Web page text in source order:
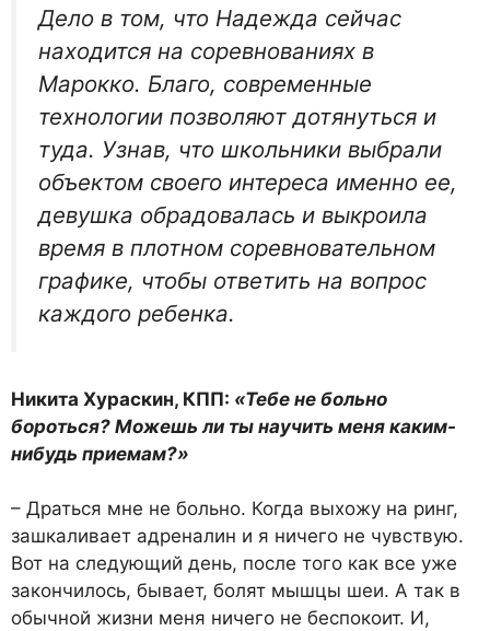
Дело в том, что Надежда сейчас
находится на сорев­нованиях в
Марокко. Благо, современные
технологии позволяют дотянуться и
туда. Узнав, что школьники выбрали
объектом своего интереса именно ее,
девуш­ка обрадовалась и выкроила
время в плотном соревнова­тельном
графике, чтобы от­ветить на вопрос
каждого ребенка.
Никита Хураскин, КПП: «Тебе не больно
бороться? Можешь ли ты научить меня каким-
нибудь приемам?»
– Драться мне не больно. Ког­да выхожу на ринг,
зашкали­вает адреналин и я ничего не чувствую.
Вот на следующий день, после того как все уже
за­кончилось, бывает, болят мыш­цы шеи. А так в
обычной жиз­ни меня ничего не беспокоит. И,